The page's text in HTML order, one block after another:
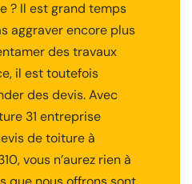
? Il est grand temps
aggraver encore plus
des travaux
il est toutefois
des devis. Avec
31 entreprise
de toiture à
vous n’aurez rien à